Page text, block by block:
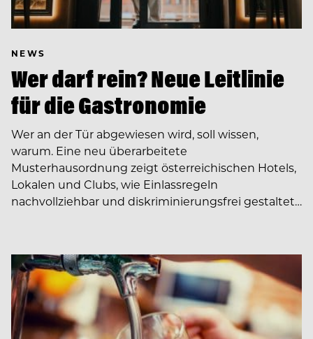
NEWS
Wer darf rein? Neue Leitlinie
für die Gastronomie
Wer an der Tür abgewiesen wird, soll wissen,
warum. Eine neu überarbeitete
Musterhausordnung zeigt österreichischen Hotels,
Lokalen und Clubs, wie Einlassregeln
nachvollziehbar und diskriminierungsfrei gestaltet…